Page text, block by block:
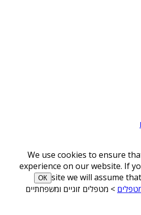
We use cookies to ensure
experience on our website. If
site we will assume
ОК
> מטפלים זוגיים ומשפחתיים